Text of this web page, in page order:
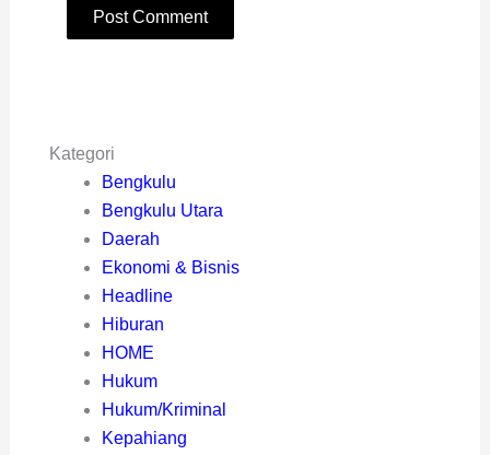
Kategori
Bengkulu
Bengkulu Utara
Daerah
Ekonomi & Bisnis
Headline
Hiburan
HOME
Hukum
Hukum/Kriminal
Kepahiang